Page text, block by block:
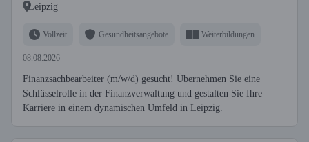
Leipzig
Vollzeit Gesundheitsangebote Weiterbildungen
08.08.2026
Finanzsachbearbeiter (m/w/d) gesucht! Übernehmen Sie eine
Schlüsselrolle in der Finanzverwaltung und gestalten Sie Ihre
Karriere in einem dynamischen Umfeld in Leipzig.